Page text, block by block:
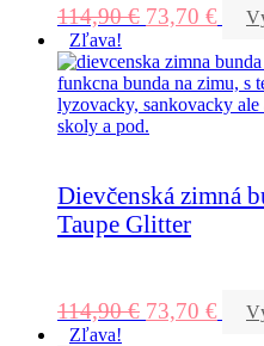
114,90€ 73,70 €
Zľava!
Dievčenská zimná
Taupe Glitter
114,90€ 73,70 €
Zľava!